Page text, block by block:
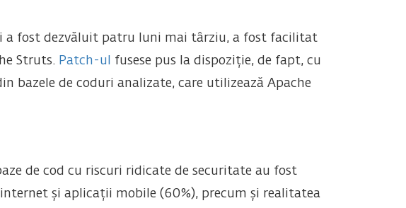
a fost dezvăluit patru luni mai târziu, a fost facilitat
Struts. Patch-ul fusese pus la dispoziție, de fapt, cu
bazele de coduri analizate, care utilizează Apache
de cod cu riscuri ridicate de securitate au fost
și aplicații mobile (60%), precum și realitatea